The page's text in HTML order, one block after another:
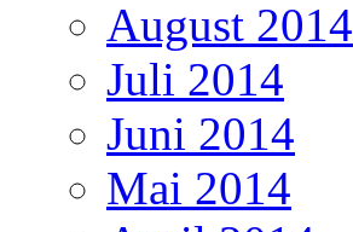
August 2014
Juli 2014
Juni 2014
Mai 2014